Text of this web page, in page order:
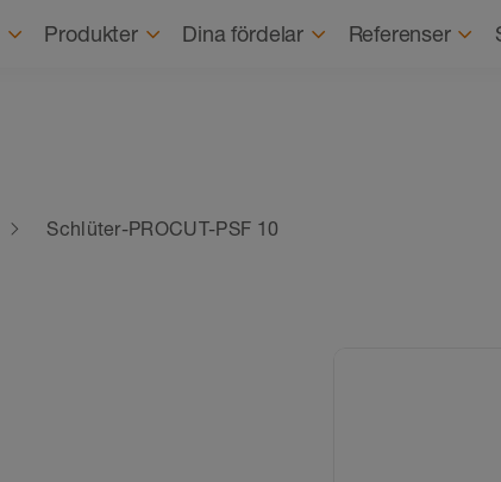
Om
Produkter Dina fördelar Referenser
Schlüter-PROCUT-PSF 10